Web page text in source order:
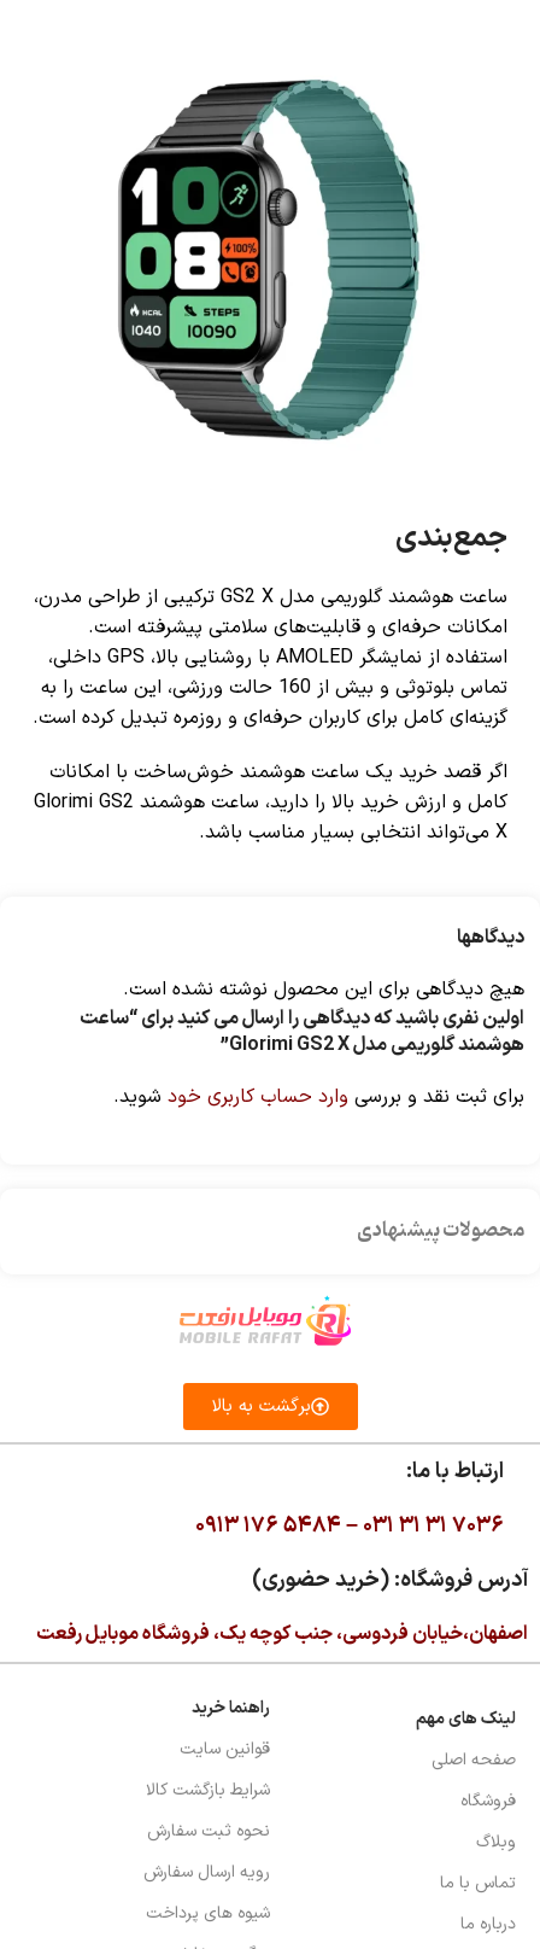
جمع‌بندی
ساعت هوشمند گلوریمی مدل GS2 X ترکیبی از طراحی مدرن،
امکانات حرفه‌ای و قابلیت‌های سلامتی پیشرفته است.
استفاده از نمایشگر AMOLED با روشنایی بالا، GPS داخلی،
تماس بلوتوثی و بیش از 160 حالت ورزشی، این ساعت را به
گزینه‌ای کامل برای کاربران حرفه‌ای و روزمره تبدیل کرده است.
اگر قصد خرید یک ساعت هوشمند خوش‌ساخت با امکانات
کامل و ارزش خرید بالا را دارید، ساعت هوشمند Glorimi GS2
X می‌تواند انتخابی بسیار مناسب باشد.
دیدگاهها
هیچ دیدگاهی برای این محصول نوشته نشده است.
اولین نفری باشید که دیدگاهی را ارسال می کنید برای “ساعت
هوشمند گلوریمی مدل Glorimi GS2 X”
برای ثبت نقد و بررسی وارد حساب کاربری خود شوید.
محصولات پیشنهادی
برگشت به بالا
ارتباط با ما:
۰۹۱۳ ۱۷۶ ۵۴۸۴ –۰۳۱ ۳۱ ۳۱ ۷۰۳۶
آدرس فروشگاه: (خرید حضوری)
اصفهان،خیابان فردوسی، جنب کوچه یک، فروشگاه موبایل رفعت
لینک های مهم
صفحه اصلی
فروشگاه
وبلاگ
تماس با ما
درباره ما
راهنما خرید
قوانین سایت
شرایط بازگشت کالا
نحوه ثبت سفارش
رویه ارسال سفارش
شیوه های پرداخت